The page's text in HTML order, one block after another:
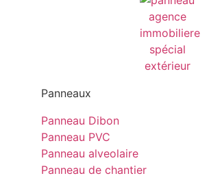
Panneaux
Panneau Dibon
Panneau PVC
Panneau alveolaire
Panneau de chantier